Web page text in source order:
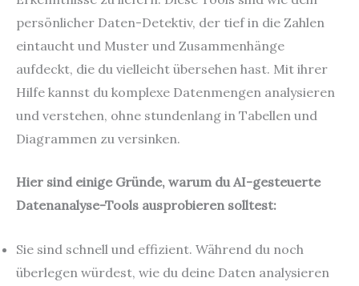
persönlicher Daten-Detektiv, der tief in die Zahlen
eintaucht und Muster und Zusammenhänge
aufdeckt, die du vielleicht übersehen hast. Mit ihrer
Hilfe kannst du komplexe Datenmengen analysieren
und verstehen, ohne stundenlang in Tabellen und
Diagrammen zu versinken.
Hier sind einige Gründe, warum du AI-gesteuerte
Datenanalyse-Tools ausprobieren solltest:
Sie sind schnell und effizient. Während du noch
überlegen würdest, wie du deine Daten analysieren